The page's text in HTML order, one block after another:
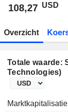
108,27 USD
Overzicht
Totale waarde:
Technologies)
Marktkapitalisatie